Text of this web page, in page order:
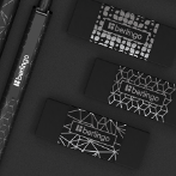
нет
есть